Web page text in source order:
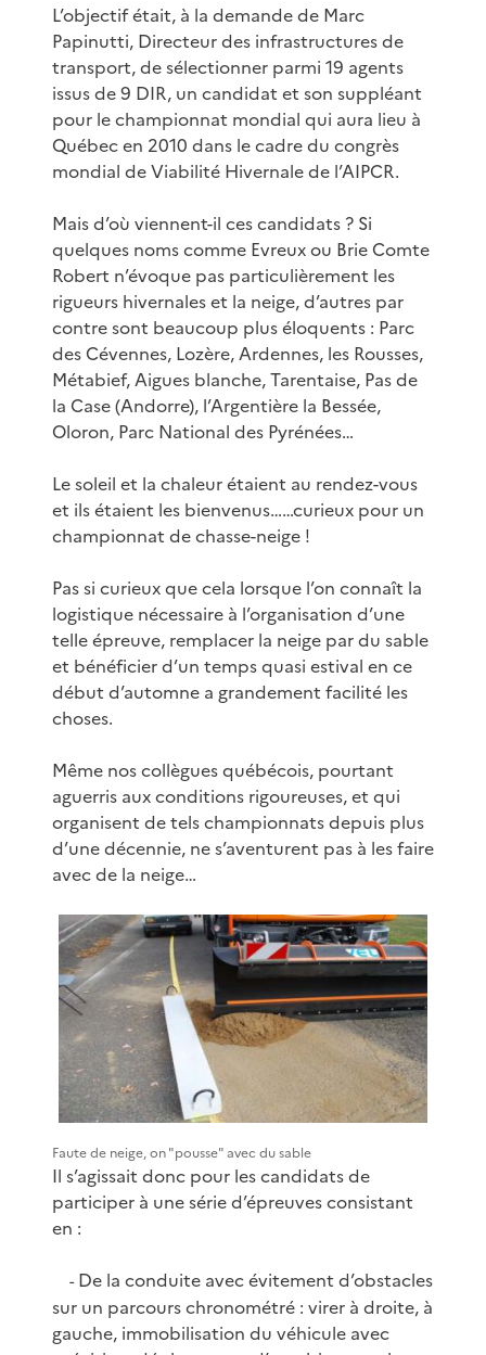
L’objectif était, à la demande de Marc
Papinutti, Directeur des infrastructures de
transport, de sélectionner parmi 19 agents
issus de 9 DIR, un candidat et son suppléant
pour le championnat mondial qui aura lieu à
Québec en 2010 dans le cadre du congrès
mondial de Viabilité Hivernale de l’AIPCR.
Mais d’où viennent-il ces candidats ? Si
quelques noms comme Evreux ou Brie Comte
Robert n’évoque pas particulièrement les
rigueurs hivernales et la neige, d’autres par
contre sont beaucoup plus éloquents : Parc
des Cévennes, Lozère, Ardennes, les Rousses,
Métabief, Aigues blanche, Tarentaise, Pas de
la Case (Andorre), l’Argentière la Bessée,
Oloron, Parc National des Pyrénées…
Le soleil et la chaleur étaient au rendez-vous
et ils étaient les bienvenus……curieux pour un
championnat de chasse-neige !
Pas si curieux que cela lorsque l’on connaît la
logistique nécessaire à l’organisation d’une
telle épreuve, remplacer la neige par du sable
et bénéficier d’un temps quasi estival en ce
début d’automne a grandement facilité les
choses.
Même nos collègues québécois, pourtant
aguerris aux conditions rigoureuses, et qui
organisent de tels championnats depuis plus
d’une décennie, ne s’aventurent pas à les faire
avec de la neige…
Faute de neige, on "pousse" avec du sable
Il s’agissait donc pour les candidats de
participer à une série d’épreuves consistant
en :
-De la conduite avec évitement d’obstacles
sur un parcours chronométré : virer à droite, à
gauche, immobilisation du véhicule avec